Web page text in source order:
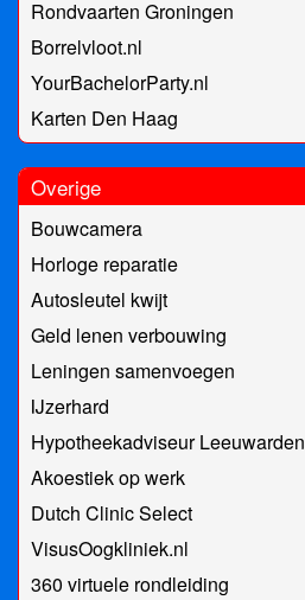
Rondvaarten Groningen
Borrelvloot.nl
YourBachelorParty.nl
Karten Den Haag
Overige
Bouwcamera
Horloge reparatie
Autosleutel kwijt
Geld lenen verbouwing
Leningen samenvoegen
IJzerhard
Hypotheekadviseur Leeuwarden
Akoestiek op werk
Dutch Clinic Select
VisusOogkliniek.nl
360 virtuele rondleiding